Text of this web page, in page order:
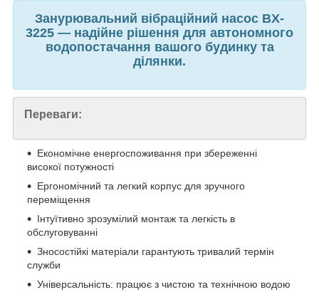
Занурювальний вібраційний насос BX-
3225 — надійне рішення для автономного
водопостачання вашого будинку та
ділянки.
Переваги:
Економічне енергоспоживання при збереженні
високої потужності
Ергономічний та легкий корпус для зручного
переміщення
Інтуїтивно зрозумілий монтаж та легкість в
обслуговуванні
Зносостійкі матеріали гарантують тривалий термін
служби
Універсальність: працює з чистою та технічною водою